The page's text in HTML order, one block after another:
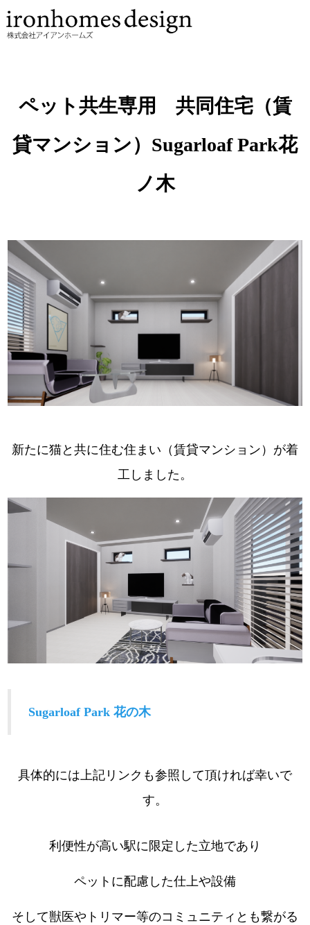
ペット共生専用 共同住宅（賃
貸マンション）Sugarloaf Park花
ノ木
新たに猫と共に住む住まい（賃貸マンション）が着
工しました。
Sugarloaf Park 花の木
具体的には上記リンクも参照して頂ければ幸いで
す。
利便性が高い駅に限定した立地であり
ペットに配慮した仕上や設備
そして獣医やトリマー等のコミュニティとも繋がる